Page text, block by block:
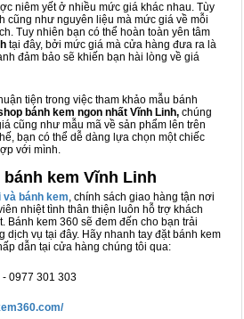
niêm yết ở nhiều mức giá khác nhau. Tùy
cũng như nguyên liệu mà mức giá về mỗi
Tuy nhiên bạn có thể hoàn toàn yên tâm
tại đây, bởi mức giá mà cửa hàng đưa ra là
đảm bảo sẽ khiến bạn hài lòng về giá
tiện trong việc tham khảo mẫu bánh
bánh kem ngon nhất Vĩnh Linh, chúng
cũng như mẫu mã về sản phẩm lên trên
bạn có thể dễ dàng lựa chọn một chiếc
với mình.
kem Vĩnh Linh
bánh kem, chính sách giao hàng tận nơi
nhiệt tình thân thiện luôn hỗ trợ khách
Bánh kem 360 sẽ đem đến cho bạn trải
dịch vụ tại đây. Hãy nhanh tay đặt bánh kem
dẫn tại cửa hàng chúng tôi qua:
0977 301 303